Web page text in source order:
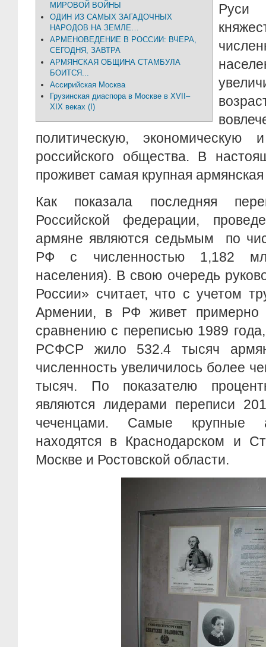
МИРОВОЙ ВОЙНЫ
ОДИН ИЗ САМЫХ ЗАГАДОЧНЫХ
НАРОДОВ НА ЗЕМЛЕ…
АРМЕНОВЕДЕНИЕ В РОССИИ: ВЧЕРА,
СЕГОДНЯ, ЗАВТРА
АРМЯНСКАЯ ОБЩИНА СТАМБУЛА
БОИТСЯ...
Ассирийская Москва
Грузинская диаспора в Москве в XVII–
XIX веках (I)
политическую, экономическую
российского общества. В
проживет самая крупная
Как показала последняя
Российской федерации,
армяне являются седьмым по
РФ с численностью 1,182
населения). В свою очередь
России» считает, что с учетом
Армении, в РФ живет
сравнению с переписью 1989
РСФСР жило 532.4 тысяч
численность увеличилось более
тысяч. По показателю
являются лидерами переписи
чеченцами. Самые крупные
находятся в Краснодарском и
Москве и Ростовской области.